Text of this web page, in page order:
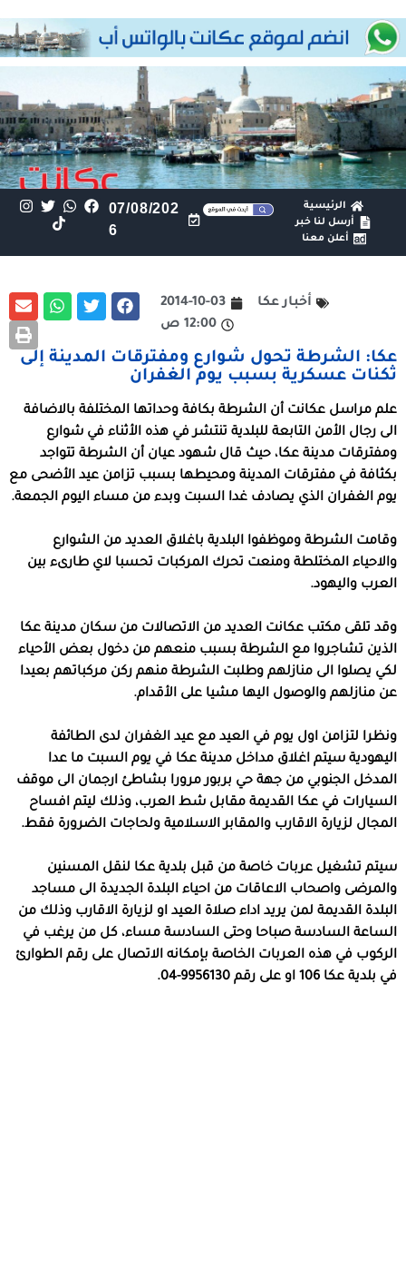
الرئيسية
أرسل لنا خبر
أعلن معنا
07/08/202
6
أخبار عكا
2014-10-03
12:00 ص
عكا: الشرطة تحول شوارع ومفترقات المدينة إلى
ثكنات عسكرية بسبب يوم الغفران
علم مراسل عكانت أن الشرطة بكافة وحداتها المختلفة بالاضافة
الى رجال الأمن التابعة للبلدية تنتشر في هذه الأثناء في شوارع
ومفترقات مدينة عكا، حيث قال شهود عيان أن الشرطة تتواجد
بكثافة في مفترقات المدينة ومحيطها بسبب تزامن عيد الأضحى مع
يوم الغفران الذي يصادف غدا السبت وبدء من مساء اليوم الجمعة.
وقامت الشرطة وموظفوا البلدية باغلاق العديد من الشوارع
والاحياء المختلطة ومنعت تحرك المركبات تحسبا لاي طارىء بين
العرب واليهود.
وقد تلقى مكتب عكانت العديد من الاتصالات من سكان مدينة عكا
الذين تشاجروا مع الشرطة بسبب منعهم من دخول بعض الأحياء
لكي يصلوا الى منازلهم وطلبت الشرطة منهم ركن مركباتهم بعيدا
عن منازلهم والوصول اليها مشيا على الأقدام.
ونظرا لتزامن اول يوم في العيد مع عيد الغفران لدى الطائفة
اليهودية سيتم اغلاق مداخل مدينة عكا في يوم السبت ما عدا
المدخل الجنوبي من جهة حي بربور مرورا بشاطئ ارجمان الى موقف
السيارات في عكا القديمة مقابل شط العرب، وذلك ليتم افساح
المجال لزيارة الاقارب والمقابر الاسلامية ولحاجات الضرورة فقط.
سيتم تشغيل عربات خاصة من قبل بلدية عكا لنقل المسنين
والمرضى واصحاب الاعاقات من احياء البلدة الجديدة الى مساجد
البلدة القديمة لمن يريد اداء صلاة العيد او لزيارة الاقارب وذلك من
الساعة السادسة صباحا وحتى السادسة مساء، كل من يرغب في
الركوب في هذه العربات الخاصة بإمكانه الاتصال على رقم الطوارئ
في بلدية عكا 106 او على رقم 9956130-04.